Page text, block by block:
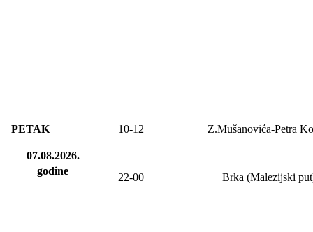
PETAK
07.08.2026.
godine
10-12 Z.Mušanovića-Petra
22-00 Brka (Malezijski